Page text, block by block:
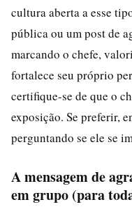
cultura aberta a esse
pública ou um post de
marcando o chefe,
fortalece seu próprio
certifique-se de que o
exposição. Se preferir,
perguntando se ele se
A mensagem de
em grupo (para